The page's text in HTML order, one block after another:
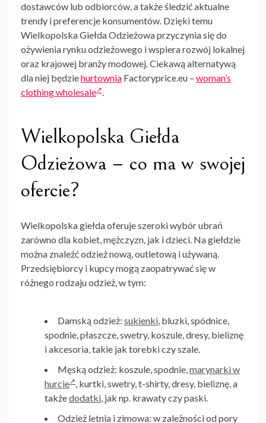
dostawców lub odbiorców, a także śledzić aktualne
trendy i preferencje konsumentów. Dzięki temu
Wielkopolska Giełda Odzieżowaprzyczynia się do
ożywienia rynku odzieżowego i wspiera rozwój lokalnej
oraz krajowej branży modowej. Ciekawą alternatywą
dla niej będziehurtownia Factoryprice.eu – woman’s
clothing wholesale .
Wielkopolska Giełda
Odzieżowa – co ma w swojej
ofercie?
Wielkopolska giełda oferuje szeroki wybór ubrań
zarówno dla kobiet, mężczyzn, jak i dzieci. Na giełdzie
można znaleźć odzież nową, outletową i używaną.
Przedsiębiorcy i kupcy mogą zaopatrywać się w
różnego rodzaju odzież, w tym:
Damską odzież: sukienki, bluzki, spódnice,
spodnie, płaszcze, swetry, koszule, dresy, bieliznę
i akcesoria, takie jak torebki czy szale.
Męską odzież: koszule, spodnie,marynarki w
hurcie , kurtki, swetry, t-shirty, dresy, bieliznę, a
takżedodatki, jak np. krawaty czy paski.
Odzież letnia i zimowa: w zależności od pory